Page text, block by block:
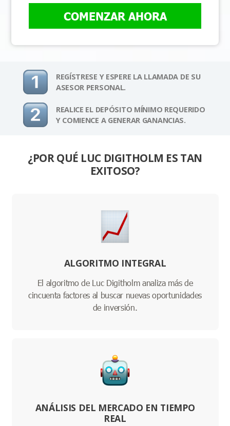
COMENZAR AHORA
REGÍSTRESE Y ESPERE LA LLAMADA DE SU
ASESOR PERSONAL.
REALICE EL DEPÓSITO MÍNIMO REQUERIDO
Y COMIENCE A GENERAR GANANCIAS.
¿POR QUÉ LUC DIGITHOLM ES TAN
EXITOSO?
ALGORITMO INTEGRAL
El algoritmo de Luc Digitholm analiza más de
cincuenta factores al buscar nuevas oportunidades
de inversión.
ANÁLISIS DEL MERCADO EN TIEMPO
REAL